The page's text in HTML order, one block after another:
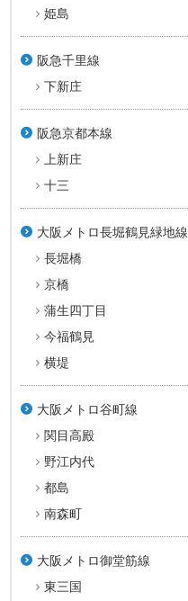
姫島
阪急千里線
下新庄
阪急京都本線
上新庄
十三
大阪メトロ長堀鶴見緑地線
長堀橋
京橋
蒲生四丁目
今福鶴見
横堤
大阪メトロ谷町線
関目高殿
野江内代
都島
南森町
大阪メトロ御堂筋線
東三国